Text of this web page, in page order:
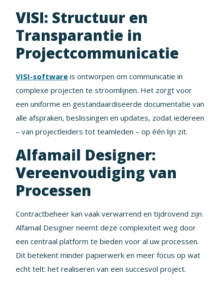
VISI: Structuur en
Transparantie in
Projectcommunicatie
VISI-software is ontworpen om communicatie in
complexe projecten te stroomlijnen. Het zorgt voor
een uniforme en gestandaardiseerde documentatie van
alle afspraken, beslissingen en updates, zodat iedereen
– van projectleiders tot teamleden – op één lijn zit.
Alfamail Designer:
Vereenvoudiging van
Processen
Contractbeheer kan vaak verwarrend en tijdrovend zijn.
Alfamail Designer neemt deze complexiteit weg door
een centraal platform te bieden voor al uw processen.
Dit betekent minder papierwerk en meer focus op wat
echt telt: het realiseren van een succesvol project.